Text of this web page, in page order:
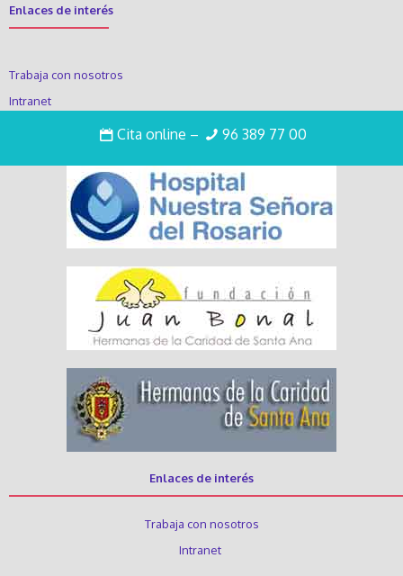
Cita online – 96 389 77 00
Enlaces de interés
Trabaja con nosotros
Intranet
Enlaces de interés
Trabaja con nosotros
Intranet